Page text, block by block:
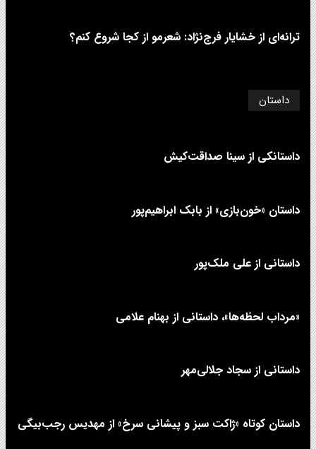
ترانه‌ای از خشایار فرج‌نژاد: شعرمو از کجا شروع کنم؟
داستان
داستانکی از سینا صداقت‌کیش
داستان «خون‌بازی» از بابک ابراهیم‌پور
داستانی از علی‌ ملک‌پور
«مرداب لحظه‌ها»، داستانی از بهنام علامی
داستانی از سجاد جلالی‌مهر
داستان کوتاه «ژاکت سبز و پیشانی سرخ» از مهدیس رجب‌بیگی